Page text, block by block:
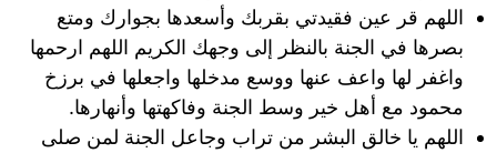
اللهم قر عين فقيدتي بقربك وأسعدها بجوارك ومتع
بصرها في الجنة بالنظر إلى وجهك الكريم اللهم ارحمها
واغفر لها واعف عنها ووسع مدخلها واجعلها في برزخ
محمود مع أهل خير وسط الجنة وفاكهتها وأنهارها.
اللهم يا خالق البشر من تراب وجاعل الجنة لمن صلى